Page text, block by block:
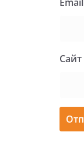
Сайт